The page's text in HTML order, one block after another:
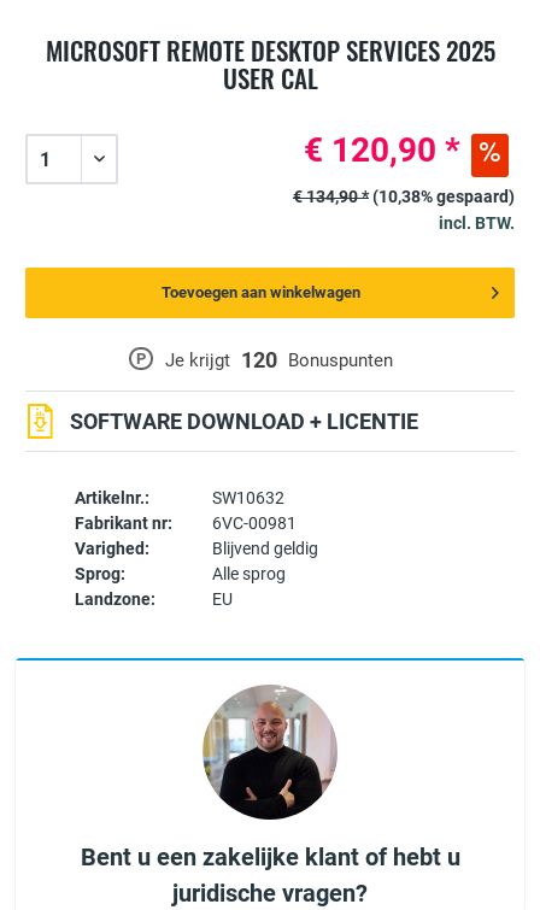
MICROSOFT REMOTE DESKTOP SERVICES 2025
USER CAL
Artikelnr.:
SW10632
Fabrikant nr:
6VC-00981
Varighed:
Blijvend geldig
Sprog:
Alle sprog
Landzone:
EU
P Je krijgt 120 Bonuspunten
SOFTWARE DOWNLOAD + LICENTIE
€ 120,90 *
€ 134,90 *(10,38% gespaard)
incl. BTW.
Toevoegen aan winkelwagen
Bent u een zakelijke klant of hebt u
juridische vragen?